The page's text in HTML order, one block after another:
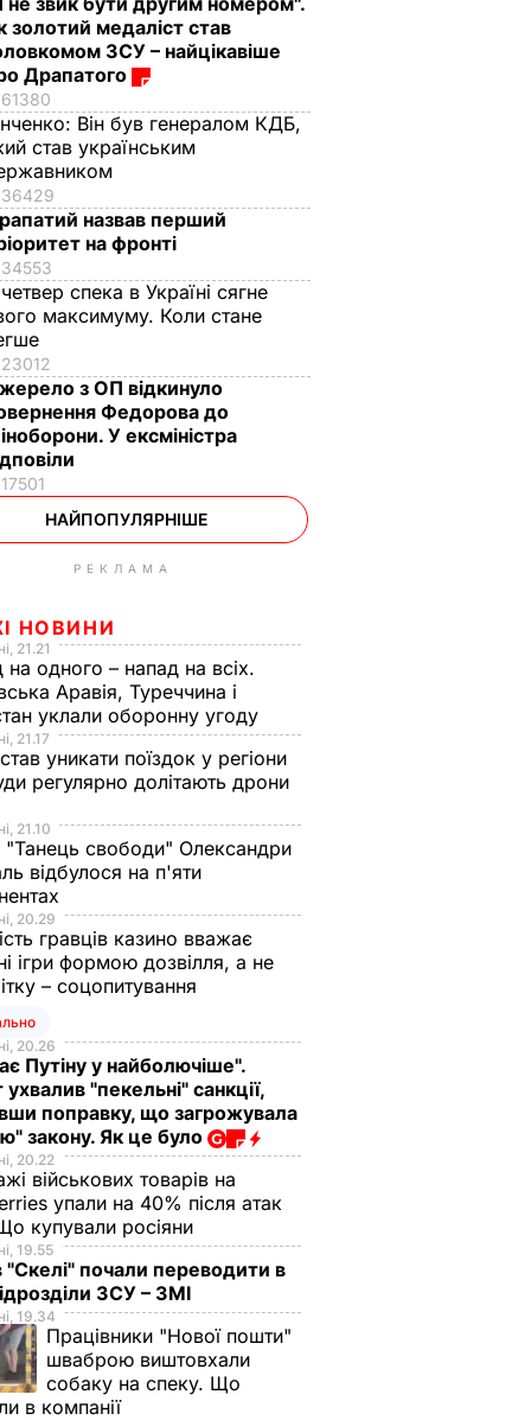
золотий медаліст став
ЗСУ – найцікавіше
Драпатого
61380
Він був генералом КДБ,
став українським
36429
назвав перший
на фронті
34553
спека в Україні сягне
максимуму. Коли стане
23012
з ОП відкинуло
Федорова до
У ексміністра
17501
НАЙПОПУЛЯРНІШЕ
РЕКЛАМА
НОВИНИ
21.21
на одного – напад на всіх.
Аравія, Туреччина і
уклали оборонну угоду
21.17
уникати поїздок у регіони
регулярно долітають дрони
21.10
"Танець свободи" Олександри
відбулося на п'яти
20.29
гравців казино вважає
ігри формою дозвілля, а не
– соцопитування
20.26
Путіну у найболючіше".
"пекельні" санкції,
поправку, що загрожувала
закону. Як це було
20.22
військових товарів на
упали на 40% після атак
купували росіяни
19.55
"Скелі" почали переводити в
ЗСУ – ЗМІ
19.34
Працівники "Нової пошти"
шваброю виштовхали
собаку на спеку. Що
в компанії